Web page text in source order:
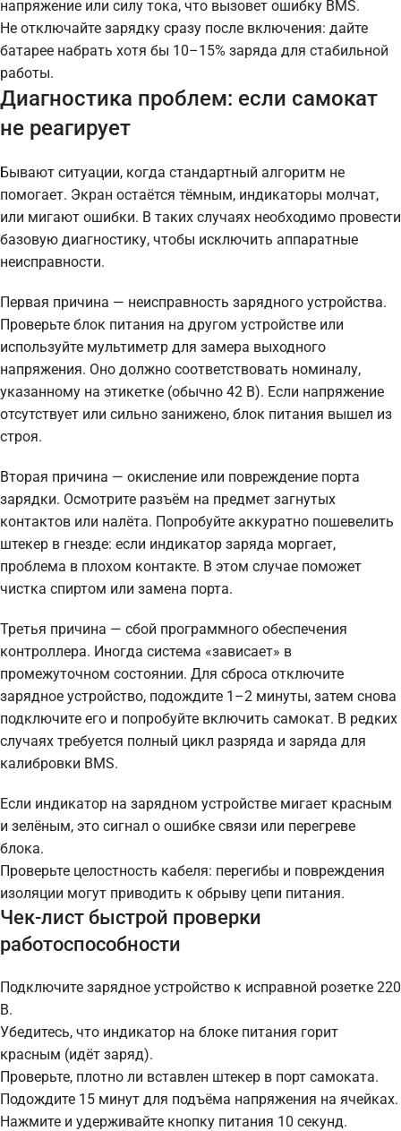
напряжение или силу тока, что вызовет ошибку BMS.
Не отключайте зарядку сразу после включения: дайте
батарее набрать хотя бы 10–15% заряда для стабильной
работы.
Диагностика проблем: если самокат
не реагирует
Бывают ситуации, когда стандартный алгоритм не
помогает. Экран остаётся тёмным, индикаторы молчат,
или мигают ошибки. В таких случаях необходимо провести
базовую диагностику, чтобы исключить аппаратные
неисправности.
Первая причина — неисправность зарядного устройства.
Проверьте блок питания на другом устройстве или
используйте мультиметр для замера выходного
напряжения. Оно должно соответствовать номиналу,
указанному на этикетке (обычно 42 В). Если напряжение
отсутствует или сильно занижено, блок питания вышел из
строя.
Вторая причина — окисление или повреждение порта
зарядки. Осмотрите разъём на предмет загнутых
контактов или налёта. Попробуйте аккуратно пошевелить
штекер в гнезде: если индикатор заряда моргает,
проблема в плохом контакте. В этом случае поможет
чистка спиртом или замена порта.
Третья причина — сбой программного обеспечения
контроллера. Иногда система «зависает» в
промежуточном состоянии. Для сброса отключите
зарядное устройство, подождите 1–2 минуты, затем снова
подключите его и попробуйте включить самокат. В редких
случаях требуется полный цикл разряда и заряда для
калибровки BMS.
Если индикатор на зарядном устройстве мигает красным
и зелёным, это сигнал о ошибке связи или перегреве
блока.
Проверьте целостность кабеля: перегибы и повреждения
изоляции могут приводить к обрыву цепи питания.
Чек-лист быстрой проверки
работоспособности
Подключите зарядное устройство к исправной розетке 220
В.
Убедитесь, что индикатор на блоке питания горит
красным (идёт заряд).
Проверьте, плотно ли вставлен штекер в порт самоката.
Подождите 15 минут для подъёма напряжения на ячейках.
Нажмите и удерживайте кнопку питания 10 секунд.